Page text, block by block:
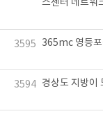
스센터 네트워
3595 365mc 영등포
3594 경상도 지방이